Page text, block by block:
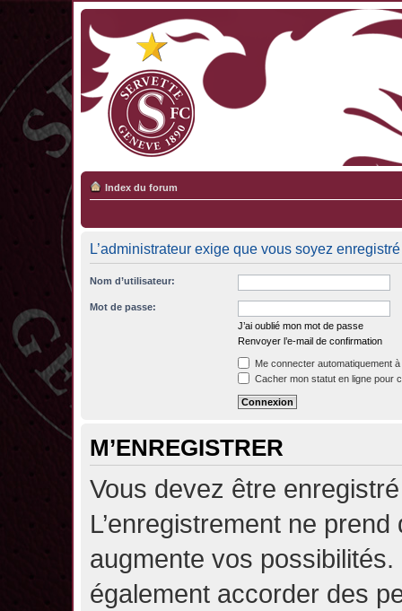
Index du forum
L’administrateur exige que vous soyez
Nom d’utilisateur:
Mot de passe:
J’ai oublié mon mot de passe
Renvoyer l’e-mail de confirmation
Me connecter automatiquement
Cacher mon statut en ligne pour
M’ENREGISTRER
Vous devez être
L’enregistrement ne
augmente vos possibilités.
également accorder des